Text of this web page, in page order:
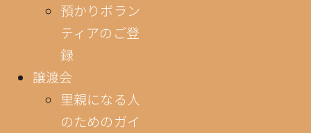
預かりボラン
ティアのご登
録
譲渡会
里親になる人
のためのガイ